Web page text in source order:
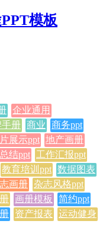
模板
企业通用
手册 商业
商务ppt
展示ppt 地产画册
结ppt
工作汇报ppt
教育培训ppt 数据图表
画册
杂志风格ppt
画册模板
简约ppt
资产报表
运动健身